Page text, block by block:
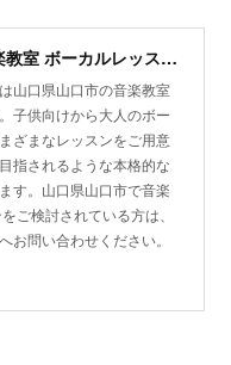
山口県山口市の音楽教室 ボーカルレッスン | ローズ芸術アカデミー
山口県山口市の音楽教室
子供向けから大人のボー
ざまなレッスンをご用意
指されるような本格的な
す。山口県山口市で音楽
ご検討されている方は、
お問い合わせください。